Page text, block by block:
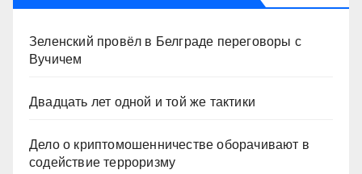
Зеленский провёл в Белграде переговоры с
Вучичем
Двадцать лет одной и той же тактики
Дело о криптомошенничестве оборачивают в
содействие терроризму